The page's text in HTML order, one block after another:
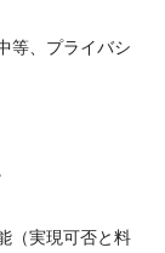
等、プライバシ
（実現可否と料